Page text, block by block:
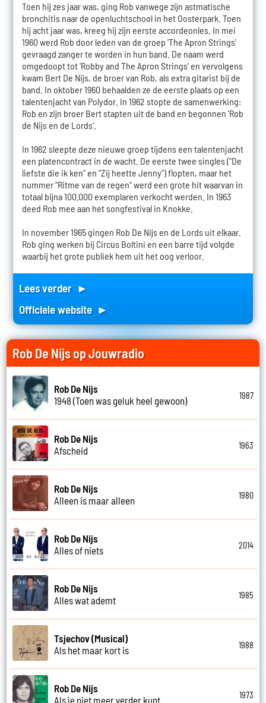
Toen hij zes jaar was, ging Rob vanwege zijn astmatische
bronchitis naar de openluchtschool in het Oosterpark. Toen
hij acht jaar was, kreeg hij zijn eerste accordeonles. In mei
1960 werd Rob door leden van de groep 'The Apron Strings'
gevraagd zanger te worden in hun band. De naam werd
omgedoopt tot 'Robby and The Apron Strings' en vervolgens
kwam Bert De Nijs, de broer van Rob, als extra gitarist bij de
band. In oktober 1960 behaalden ze de eerste plaats op een
talentenjacht van Polydor. In 1962 stopte de samenwerking:
Rob en zijn broer Bert stapten uit de band en begonnen 'Rob
de Nijs en de Lords'.
In 1962 sleepte deze nieuwe groep tijdens een talentenjacht
een platencontract in de wacht. De eerste twee singles ("De
liefste die ik ken" en "Zij heette Jenny") flopten, maar het
nummer "Ritme van de regen" werd een grote hit waarvan in
totaal bijna 100.000 exemplaren verkocht werden. In 1963
deed Rob mee aan het songfestival in Knokke.
In november 1965 gingen Rob De Nijs en de Lords uit elkaar.
Rob ging werken bij Circus Boltini en een barre tijd volgde
waarbij het grote publiek hem uit het oog verloor.
Lees verder ►
Officiele website ►
Rob De Nijs op Jouwradio
Rob De Nijs
1948 (Toen was geluk heel gewoon)
1987
Rob De Nijs
Afscheid
1963
Rob De Nijs
Alleen is maar alleen
1980
Rob De Nijs
Alles of niets
2014
Rob De Nijs
Alles wat ademt
1985
Tsjechov (Musical)
Als het maar kort is
1988
Rob De Nijs
Als je niet meer verder kunt
1973